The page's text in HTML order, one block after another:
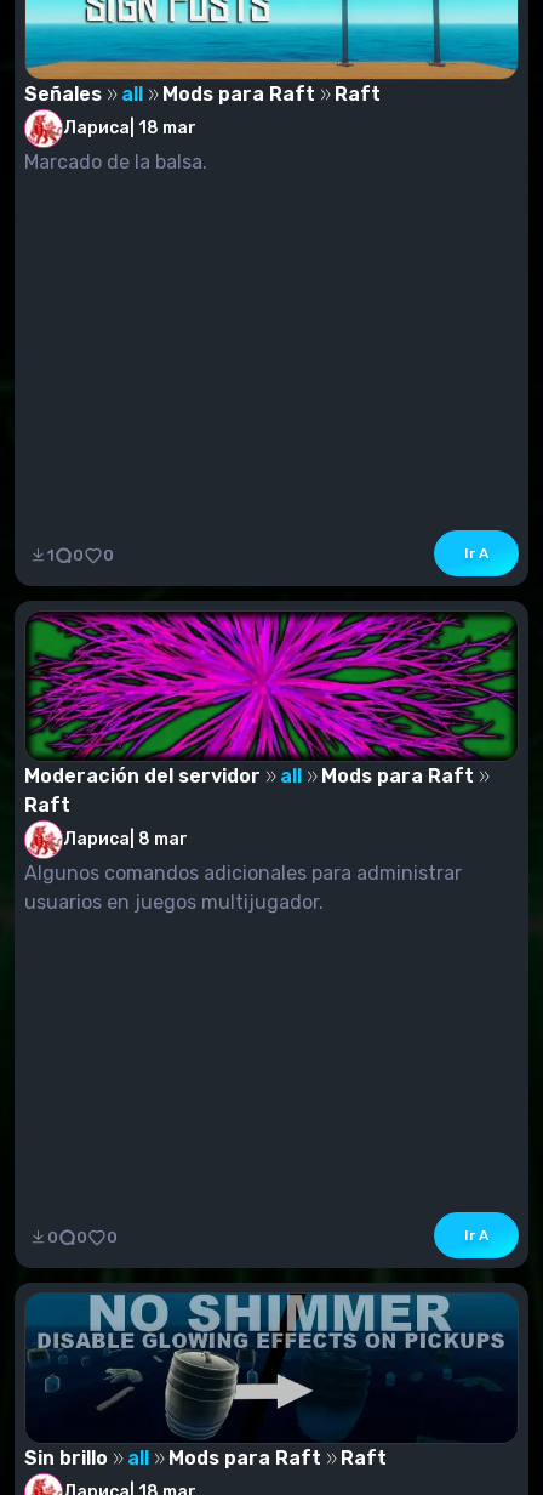
Señales all Mods para Raft Raft
Лариса 18 mar
Marcado de la balsa.
1 0 0 Ir A
Moderación del servidor all
Mods para Raft
Raft
Лариса 8 mar
Algunos comandos adicionales para administrar
usuarios en juegos multijugador.
0 0 0 Ir A
Sin brillo all Mods para Raft Raft